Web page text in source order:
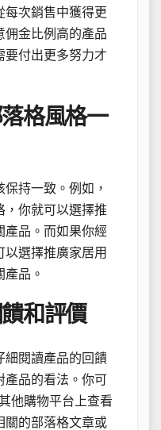
每次銷售中獲得更
佣金比例高的產品
要付出更多努力才
格風格一
持一致。例如，
，你就可以選擇推
產品。而如果你經
以選擇推廣家居用
品。
和評價
細閱讀產品的回饋
產品的看法。你可
他購物平台上查看
關的部落格文章或